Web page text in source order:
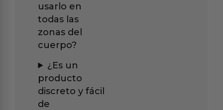
usarlo en
todas las
zonas del
cuerpo?
¿Es un
producto
discreto y fácil
de